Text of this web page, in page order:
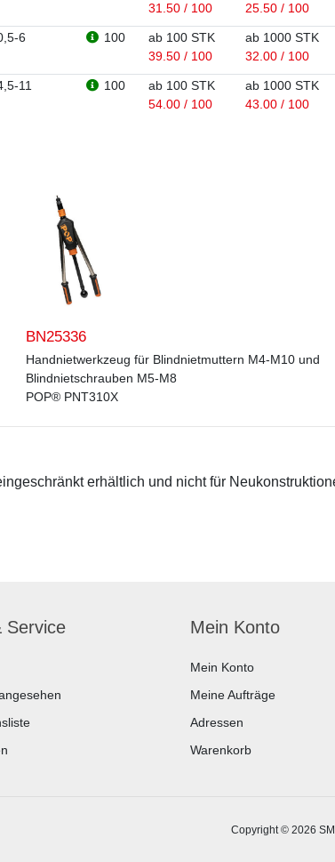
31.50 / 100
25.50 / 100
6 100
ab 100 STK
39.50 / 100
ab 1000 STK
32.00 / 100
11 100
ab 100 STK
54.00 / 100
ab 1000 STK
43.00 / 100
BN25336
Handnietwerkzeug für Blindnietmuttern M4-M10 und
Blindnietschrauben M5-M8
POP® PNT310X
erhältlich und nicht für
Service Mein Konto
Mein Konto
Meine Aufträge
Adressen
Warenkorb
Copyright © 2026